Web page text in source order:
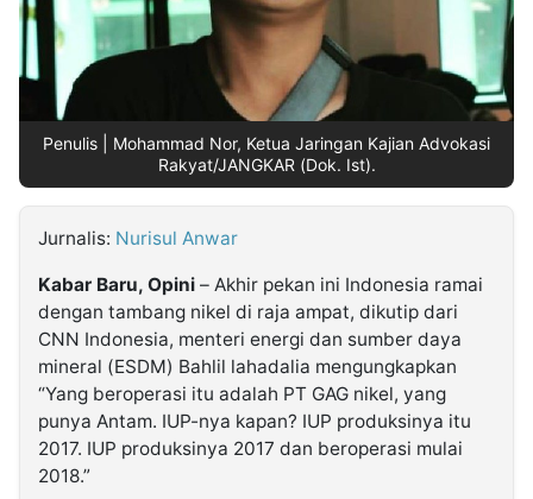
Follow
Kabarbaru
Kabarbaru.co
2026
Penulis | Mohammad Nor, Ketua Jaringan Kajian Advokasi
Rakyat/JANGKAR (Dok. Ist).
Jurnalis: Nurisul Anwar
Kabar Baru, Opini – Akhir pekan ini Indonesia ramai
dengan tambang nikel di raja ampat, dikutip dari
CNN Indonesia, menteri energi dan sumber daya
mineral (ESDM) Bahlil lahadalia mengungkapkan
“Yang beroperasi itu adalah PT GAG nikel, yang
punya Antam. IUP-nya kapan? IUP produksinya itu
2017. IUP produksinya 2017 dan beroperasi mulai
2018.”